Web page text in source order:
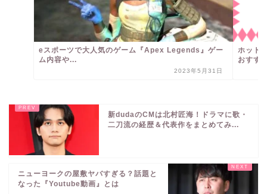
eスポーツで大人気のゲーム『Apex Legends』ゲー
ム内容や...
2023年5月31日
ホット
おすす
新dudaのCMは北村匠海！ドラマに歌・
二刀流の経歴＆代表作をまとめてみ...
ニューヨークの屋敷ヤバすぎる？話題と
なった『Youtube動画』とは